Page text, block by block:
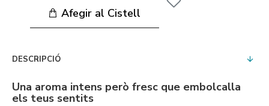
Afegir al Cistell
DESCRIPCIÓ
Una aroma intens però fresc que embolcalla
els teus sentits